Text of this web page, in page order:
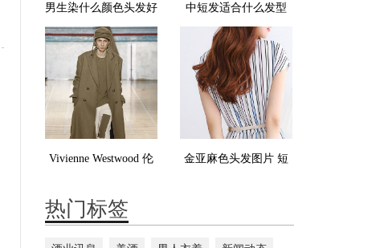
男生染什么颜色头发好
看 M字刘海深蓝色浅
蓝色很张扬
中短发适合什么发型
染什么颜色好看
Vivienne Westwood 伦 金亚麻色头发图片 短
热门标签